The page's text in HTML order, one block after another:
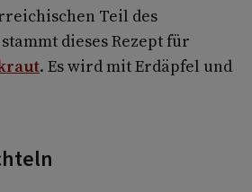
Teil des
dieses Rezept für
. Es wird mit Erdäpfel und